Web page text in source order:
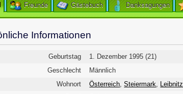
Freunde Gästebuch Danksagungen
Informationen
Geburtstag
1. Dezember 1995 (21)
Geschlecht
Männlich
Wohnort
Österreich,Steiermark, Leibnitz